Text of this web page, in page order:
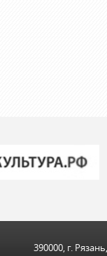
390000, г. Рязань,